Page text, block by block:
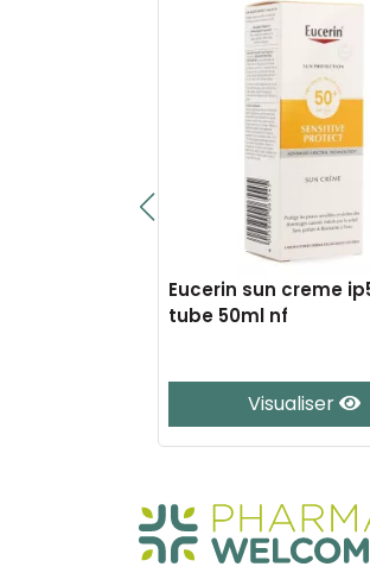
Eucerin sun creme
tube 50ml nf
Visualiser